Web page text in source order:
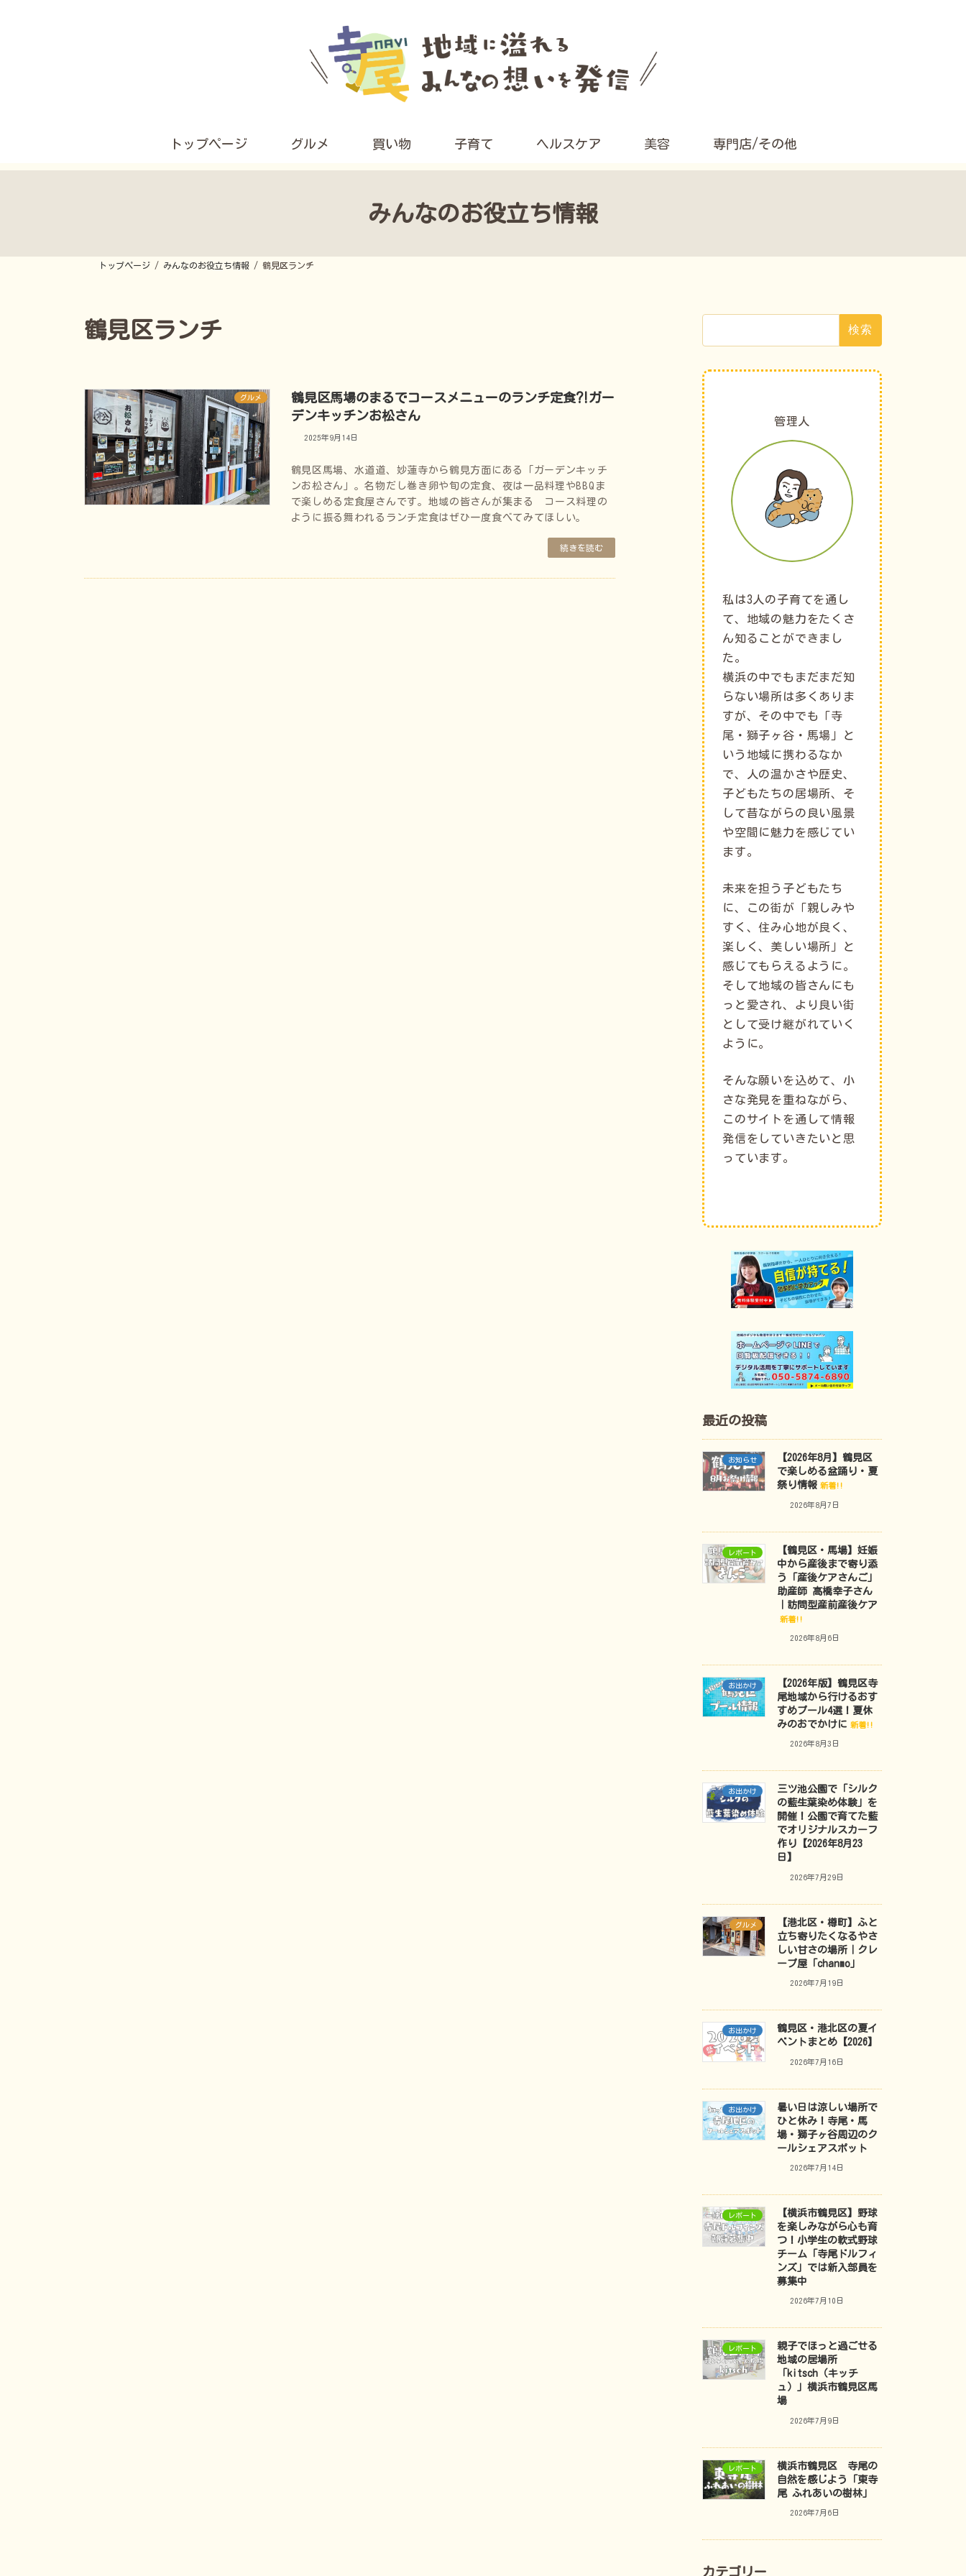
トップページ グルメ 買い物 子育て ヘルスケア 美容 専門店/その他
みんなのお役立ち情報
トップページ みんなのお役立ち情報 鶴見区ランチ
鶴見区ランチ
グルメ
鶴見区馬場のまるでコースメニューのランチ定食⁈ガー
デンキッチンお松さん
2025年9月14日
鶴見区馬場、水道道、妙蓮寺から鶴見方面にある「ガーデンキッチ
ンお松さん」。名物だし巻き卵や旬の定食、夜は一品料理やBBQま
で楽しめる定食屋さんです。地域の皆さんが集まる コース料理の
ように振る舞われるランチ定食はぜひ一度食べてみてほしい。
続きを読む
検
管理人
私は3人の子育てを通し
て、地域の魅力をたくさ
ん知ることができまし
た。
横浜の中でもまだまだ知
らない場所は多くありま
すが、その中でも「寺
尾・獅子ヶ谷・馬場」と
いう地域に携わるなか
で、人の温かさや歴史、
子どもたちの居場所、そ
して昔ながらの良い風景
や空間に魅力を感じてい
ます。
未来を担う子どもたち
に、この街が「親しみや
すく、住み心地が良く、
楽しく、美しい場所」と
感じてもらえるように。
そして地域の皆さんにも
っと愛され、より良い街
として受け継がれていく
ように。
そんな願いを込めて、小
さな発見を重ねながら、
このサイトを通して情報
発信をしていきたいと思
っています。
最近の投稿
お知らせ
【2026年8月】鶴見区
で楽しめる盆踊り・夏
祭り情報 新着!!
2026年8月7日
レポート
【鶴見区・馬場】妊娠
中から産後まで寄り添
う「産後ケアさんご」
助産師 高橋幸子さん
｜訪問型産前産後ケア
新着!!
2026年8月6日
お出かけ
【2026年版】鶴見区寺
尾地域から行けるおす
すめプール4選！夏休
みのおでかけに 新着!!
2026年8月3日
お出かけ
三ツ池公園で「シルク
の藍生葉染め体験」を
開催！公園で育てた藍
でオリジナルスカーフ
作り【2026年8月23
日】
2026年7月29日
グルメ
【港北区・樽町】ふと
立ち寄りたくなるやさ
しい甘さの場所｜クレ
ープ屋「chanmo」
2026年7月19日
お出かけ
鶴見区・港北区の夏イ
ベントまとめ【2026】
2026年7月16日
お出かけ
暑い日は涼しい場所で
ひと休み！寺尾・馬
場・獅子ヶ谷周辺のク
ールシェアスポット
2026年7月14日
レポート
【横浜市鶴見区】野球
を楽しみながら心も育
つ！小学生の軟式野球
チーム「寺尾ドルフィ
ンズ」では新入部員を
募集中
2026年7月10日
レポート
親子でほっと過ごせる
地域の居場所
「kitsch（キッチ
ュ）」横浜市鶴見区馬
場
2026年7月9日
レポート
横浜市鶴見区 寺尾の
自然を感じよう「東寺
尾 ふれあいの樹林」
2026年7月6日
カテゴリー